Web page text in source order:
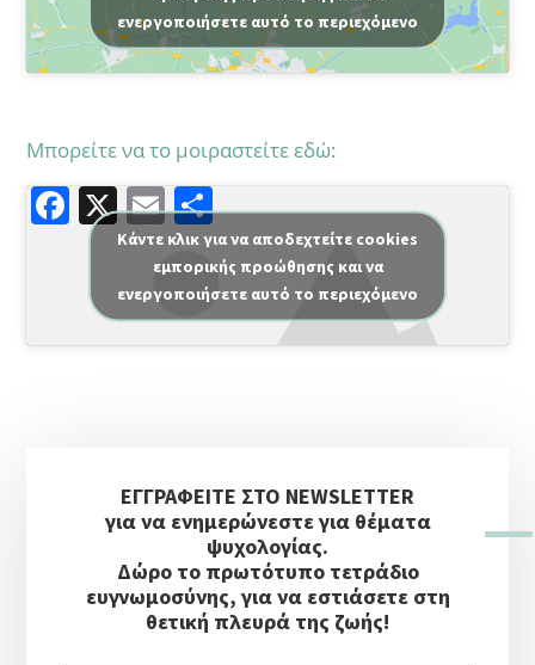
ενεργοποιήσετε αυτό το περιεχόμενο
Μπορείτε να το μοιραστείτε εδώ:
F
a
e
b
X E
m
ai
l
Μ
οι
ρ
α
σ
Κάντε κλικ για να αποδεχτείτε cookies
εμπορικής προώθησης και να
ενεργοποιήσετε αυτό το περιεχόμενο
ΠλευρικήΕΓΓΡΑΦΕΙΤΕ ΣΤΟ NEWSLETTER
για να ενημερώνεστε για θέματα
ψυχολογίας.
Δώρο το πρωτότυπο τετράδιο
ευγνωμοσύνης, για να εστιάσετε στη
θετική πλευρά της ζωής!